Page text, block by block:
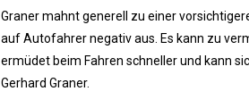
Graner mahnt generell zu einer
auf Autofahrer negativ aus. Es kann zu
ermüdet beim Fahren schneller und kann
Gerhard Graner.